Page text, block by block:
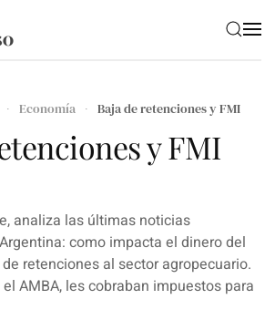
Economía Baja de retenciones y FMI
y FMI
analiza las últimas noticias
como impacta el dinero del
retenciones al sector agropecuario.
AMBA, les cobraban impuestos para